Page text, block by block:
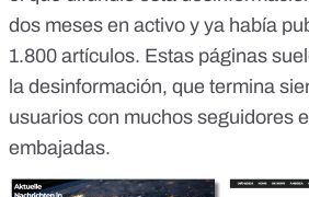
dos meses en activo y ya había
1.800 artículos. Estas páginas
la desinformación, que termina
usuarios con muchos seguidores
embajadas.